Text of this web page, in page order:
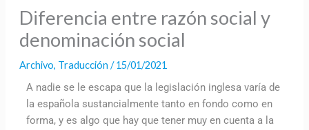
Diferencia entre razón social y
denominación social
Archivo, Traducción /15/01/2021
A nadie se le escapa que la legislación inglesa varía de
la española sustancialmente tanto en fondo como en
forma, y es algo que hay que tener muy en cuenta a la